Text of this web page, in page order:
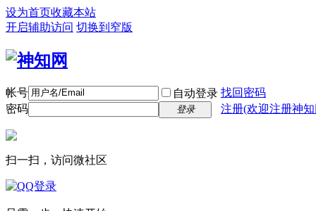
设为首页收藏本站
开启辅助访问 切换到窄版
帐号 自动登录 找回密码
密码
登录 注册(欢迎注册神
扫一扫，访问微社区